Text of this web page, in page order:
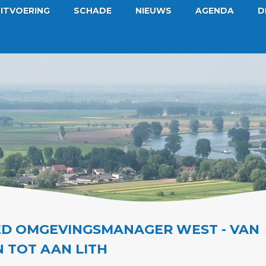
SCHADE NIEUWS AGENDA
OMGEVINGSMANAGER WEST - VAN
TOT AAN LITH